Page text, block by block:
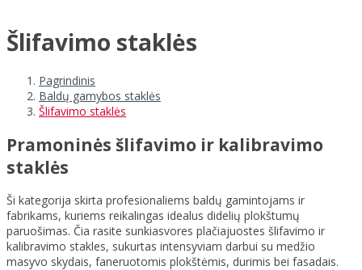
Šlifavimo staklės
Pagrindinis
Baldų gamybos staklės
Šlifavimo staklės
Pramoninės šlifavimo ir kalibravimo
staklės
Ši kategorija skirta profesionaliems baldų gamintojams ir
fabrikams, kuriems reikalingas idealus didelių plokštumų
paruošimas. Čia rasite sunkiasvores plačiajuostes šlifavimo ir
kalibravimo stakles, sukurtas intensyviam darbui su medžio
masyvo skydais, faneruotomis plokštėmis, durimis bei fasadais.